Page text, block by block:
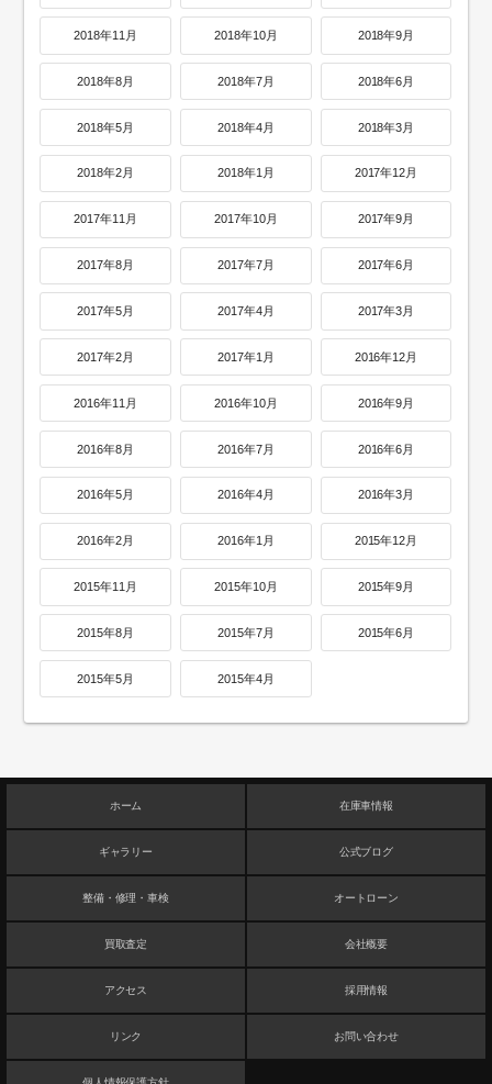
2018年11月 2018年10月 2018年9月
2018年8月 2018年7月 2018年6月
2018年5月 2018年4月 2018年3月
2018年2月 2018年1月 2017年12月
2017年11月 2017年10月 2017年9月
2017年8月 2017年7月 2017年6月
2017年5月 2017年4月 2017年3月
2017年2月 2017年1月 2016年12月
2016年11月 2016年10月 2016年9月
2016年8月 2016年7月 2016年6月
2016年5月 2016年4月 2016年3月
2016年2月 2016年1月 2015年12月
2015年11月 2015年10月 2015年9月
2015年8月 2015年7月 2015年6月
2015年5月 2015年4月
ホーム 在庫車情報
ギャラリー 公式ブログ
整備・修理・車検 オートローン
買取査定 会社概要
アクセス 採用情報
リンク お問い合わせ